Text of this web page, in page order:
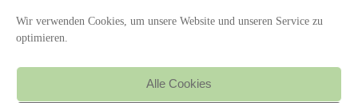
Wir verwenden Cookies, um unsere Website und unseren Service zu
optimieren.
Alle Cookies